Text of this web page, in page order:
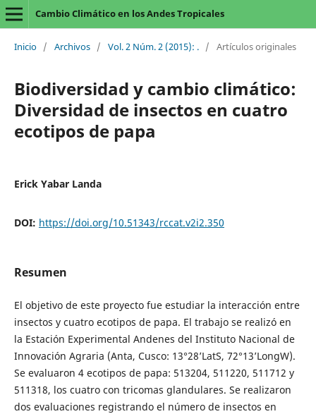
Cambio Climático en los Andes Tropicales
Inicio / Archivos / Vol. 2 Núm. 2 (2015): . / Artículos originales
Biodiversidad y cambio climático:
Diversidad de insectos en cuatro
ecotipos de papa
Erick Yabar Landa
DOI: https://doi.org/10.51343/rccat.v2i2.350
Resumen
El objetivo de este proyecto fue estudiar la interacción entre
insectos y cuatro ecotipos de papa. El trabajo se realizó en
la Estación Experimental Andenes del Instituto Nacional de
Innovación Agraria (Anta, Cusco: 13°28’LatS, 72°13’LongW).
Se evaluaron 4 ecotipos de papa: 513204, 511220, 511712 y
511318, los cuatro con tricomas glandulares. Se realizaron
dos evaluaciones registrando el número de insectos en